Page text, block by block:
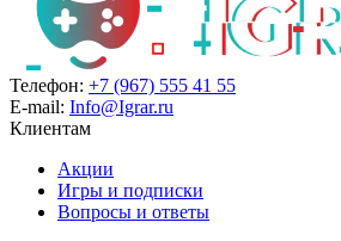
Телефон: +7 (967) 555 41 55
E-mail: Info@Igrar.ru
Клиентам
Акции
Игры и подписки
Вопросы и ответы